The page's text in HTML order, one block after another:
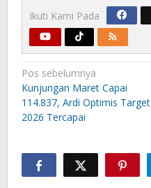
Ikuti Kami Pada
Navigasi
pos
Pos sebelumnya
Kunjungan Maret Capai
114.837, Ardi Optimis Target
2026 Tercapai